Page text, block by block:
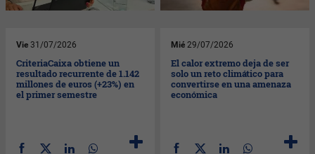
Vie 31/07/2026
CriteriaCaixa obtiene un
resultado recurrente de 1.142
millones de euros (+23%) en
el primer semestre
Mié 29/07/2026
El calor extremo deja de ser
solo un reto climático para
convertirse en una amenaza
económica